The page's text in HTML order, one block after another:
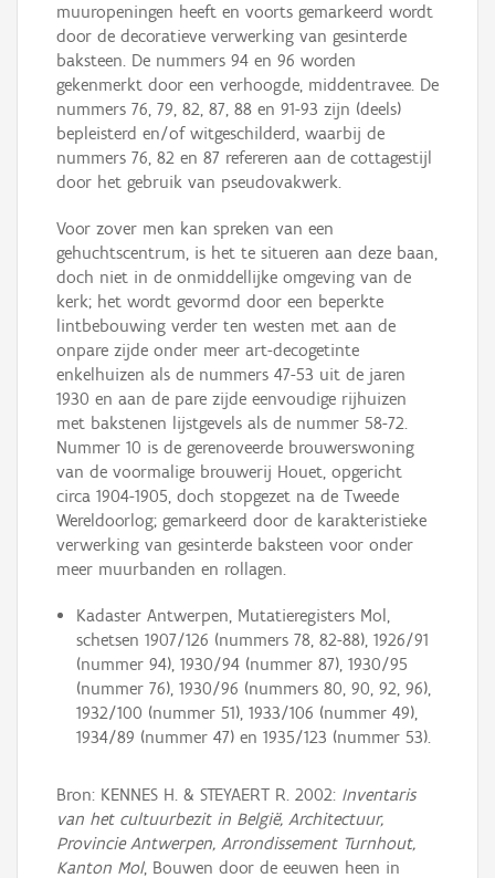
muuropeningen heeft en voorts gemarkeerd wordt
door de decoratieve verwerking van gesinterde
baksteen. De nummers 94 en 96 worden
gekenmerkt door een verhoogde, middentravee. De
nummers 76, 79, 82, 87, 88 en 91-93 zijn (deels)
bepleisterd en/of witgeschilderd, waarbij de
nummers 76, 82 en 87 refereren aan de cottagestijl
door het gebruik van pseudovakwerk.
Voor zover men kan spreken van een
gehuchtscentrum, is het te situeren aan deze baan,
doch niet in de onmiddellijke omgeving van de
kerk; het wordt gevormd door een beperkte
lintbebouwing verder ten westen met aan de
onpare zijde onder meer art-decogetinte
enkelhuizen als de nummers 47-53 uit de jaren
1930 en aan de pare zijde eenvoudige rijhuizen
met bakstenen lijstgevels als de nummer 58-72.
Nummer 10 is de gerenoveerde brouwerswoning
van de voormalige brouwerij Houet, opgericht
circa 1904-1905, doch stopgezet na de Tweede
Wereldoorlog; gemarkeerd door de karakteristieke
verwerking van gesinterde baksteen voor onder
meer muurbanden en rollagen.
Kadaster Antwerpen, Mutatieregisters Mol,
schetsen 1907/126 (nummers 78, 82-88), 1926/91
(nummer 94), 1930/94 (nummer 87), 1930/95
(nummer 76), 1930/96 (nummers 80, 90, 92, 96),
1932/100 (nummer 51), 1933/106 (nummer 49),
1934/89 (nummer 47) en 1935/123 (nummer 53).
Bron: KENNES H. & STEYAERT R. 2002: Inventaris
van het cultuurbezit in België, Architectuur,
Provincie Antwerpen, Arrondissement Turnhout,
Kanton Mol, Bouwen door de eeuwen heen in